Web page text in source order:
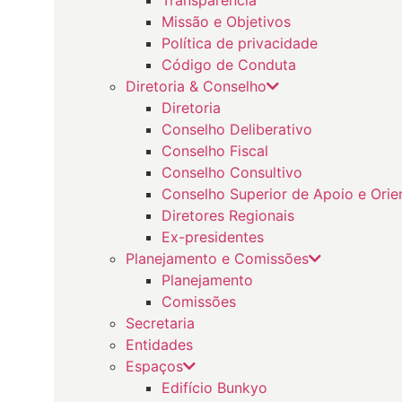
Missão e Objetivos
Política de privacidade
Código de Conduta
Diretoria & Conselho
Diretoria
Conselho Deliberativo
Conselho Fiscal
Conselho Consultivo
Conselho Superior de Apoio e
Diretores Regionais
Ex-presidentes
Planejamento e Comissões
Planejamento
Comissões
Secretaria
Entidades
Espaços
Edifício Bunkyo